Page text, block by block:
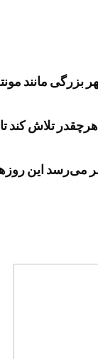
مانند
تلاش کند تا
می‌رسد این